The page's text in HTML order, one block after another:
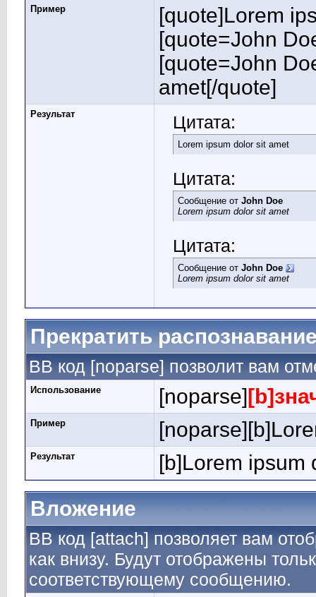
Пример
[quote]Lorem
[quote=John
[quote=John
amet[/quote]
Результат Цитата:
Lorem ipsum dolor sit amet
Цитата:
Сообщение от John Doe
Lorem ipsum dolor sit amet
Цитата:
Сообщение от John Doe
Lorem ipsum dolor sit amet
Прекратить
BB код [noparse] позволит вам
Использование [noparse]
Пример
Результат
[b]Lorem ipsum
Вложение
BB код [attach] позволяет вам
как внизу. Будут отображены
соответствующему сообщению.